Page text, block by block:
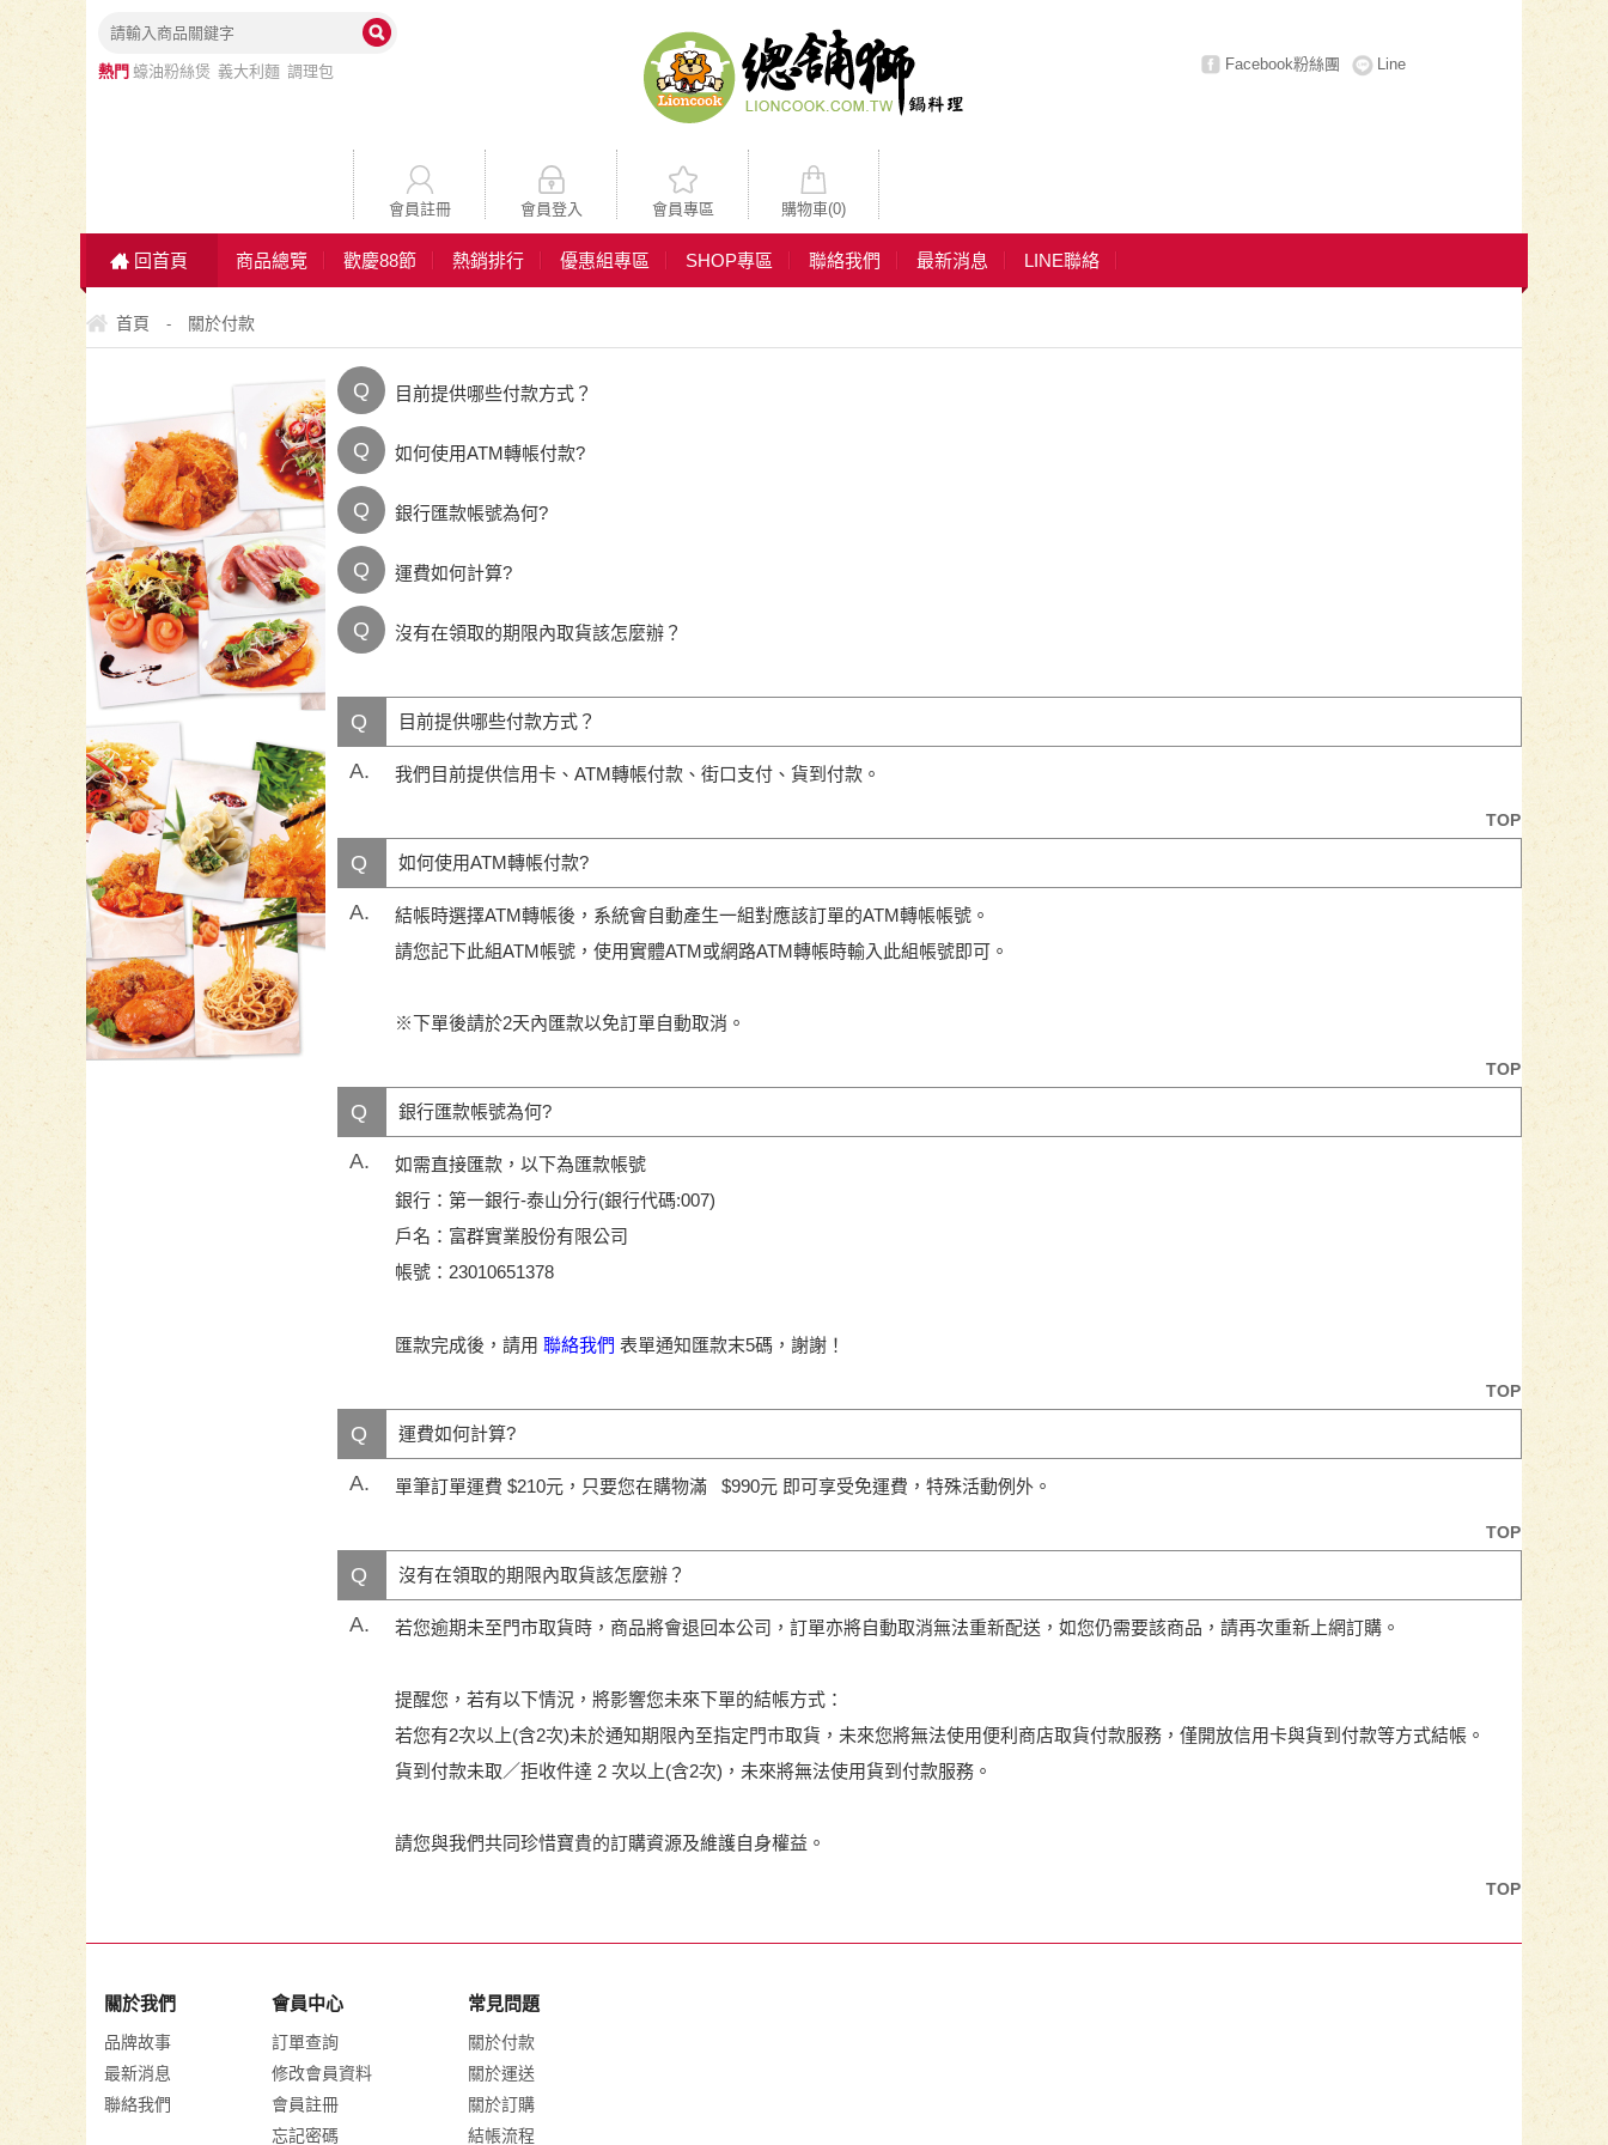
Facebook粉絲團 Line
熱門 蠔油粉絲煲 義大利麵 調理包
會員註冊 會員登入 會員專區 購物車(0)
回首頁 商品總覽 歡慶88節 熱銷排行 優惠組專區 SHOP專區 聯絡我們 最新消息 LINE聯絡
首頁 - 關於付款
Q 目前提供哪些付款方式？
Q 如何使用ATM轉帳付款?
Q 銀行匯款帳號為何?
Q 運費如何計算?
Q 沒有在領取的期限內取貨該怎麼辦？
Q 目前提供哪些付款方式？
A. 我們目前提供信用卡、ATM轉帳付款、街口支付、貨到付款。
TOP
Q 如何使用ATM轉帳付款?
A.
結帳時選擇ATM轉帳後，系統會自動產生一組對應該訂單的ATM轉帳帳號。
請您記下此組ATM帳號，使用實體ATM或網路ATM轉帳時輸入此組帳號即可。
※下單後請於2天內匯款以免訂單自動取消。
TOP
Q 銀行匯款帳號為何?
A.
如需直接匯款，以下為匯款帳號
銀行：第一銀行-泰山分行(銀行代碼:007)
戶名：富群實業股份有限公司
帳號：23010651378
匯款完成後，請用 聯絡我們 表單通知匯款末5碼，謝謝！
TOP
Q 運費如何計算?
A. 單筆訂單運費 $210元，只要您在購物滿 $990元 即可享受免運費，特殊活動例外。
TOP
Q 沒有在領取的期限內取貨該怎麼辦？
A. 若您逾期未至門市取貨時，商品將會退回本公司，訂單亦將自動取消無法重新配送，如您仍需要該商品，請再次重新上網訂購。
提醒您，若有以下情況，將影響您未來下單的結帳方式：
若您有2次以上(含2次)未於通知期限內至指定門巿取貨，未來您將無法使用便利商店取貨付款服務，僅開放信用卡與貨到付款等方式結帳。
貨到付款未取／拒收件達 2 次以上(含2次)，未來將無法使用貨到付款服務。
請您與我們共同珍惜寶貴的訂購資源及維護自身權益。
TOP
關於我們
品牌故事
最新消息
聯絡我們
會員中心
訂單查詢
修改會員資料
會員註冊
忘記密碼
常見問題
關於付款
關於運送
關於訂購
結帳流程